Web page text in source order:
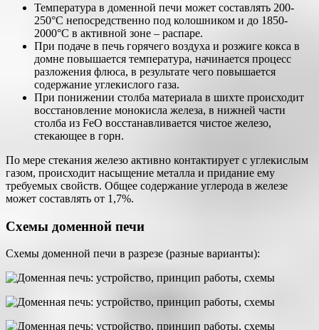
Температура в доменной печи может составлять 200-
250°С непосредственно под колошником и до 1850-
2000°С в активной зоне – распаре.
При подаче в печь горячего воздуха и розжиге кокса в
домне повышается температура, начинается процесс
разложения флюса, в результате чего повышается
содержание углекислого газа.
При понижении столба материала в шихте происходит
восстановление монокисла железа, в нижней части
столба из FeO восстанавливается чистое железо,
стекающее в горн.
По мере стекания железо активно контактирует с углекислым
газом, происходит насыщение металла и придание ему
требуемых свойств. Общее содержание углерода в железе
может составлять от 1,7%.
Схемы доменной печи
Схемы доменной печи в разрезе (разные варианты):